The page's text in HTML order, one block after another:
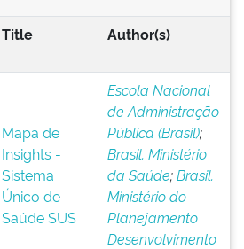
Title Author(s)
Mapa de
Insights -
Sistema
Único de
Saúde SUS
Escola Nacional
de Administração
Pública (Brasil);
Brasil. Ministério
da Saúde;Brasil.
Ministério do
Planejamento
Desenvolvimento